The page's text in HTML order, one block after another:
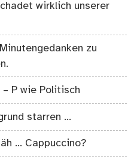
wirklich unserer
zu
P wie Politisch
starren …
… Cappuccino?